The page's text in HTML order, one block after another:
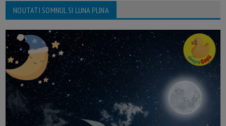
NOUTATI SOMNUL SI LUNA PLINA